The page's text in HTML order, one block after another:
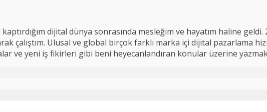
dijital dünya sonrasında mesleğim ve hayatım haline
çalıştım. Ulusal ve global birçok farklı marka içi dijital pazarlama
ve yeni iş fikirleri gibi beni heyecanlandıran konular üzerine